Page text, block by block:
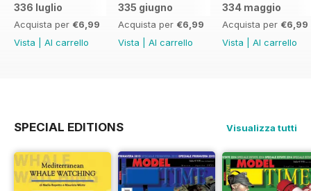
336 luglio
Acquista per €6,99
Vista
Al carrello
335 giugno
Acquista per €6,99
Vista
Al carrello
334 maggio
Acquista per €6,99
Vista
Al carrello
SPECIAL EDITIONS Visualizza tutti